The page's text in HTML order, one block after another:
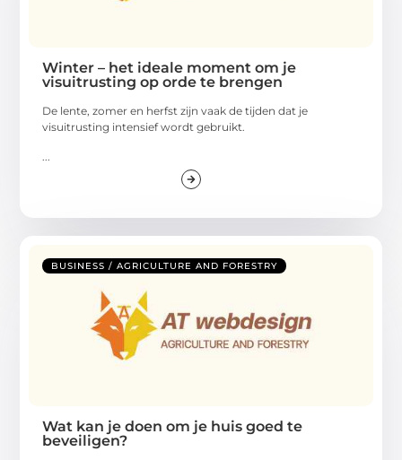
Winter – het ideale moment om je
visuitrusting op orde te brengen
De lente, zomer en herfst zijn vaak de tijden dat je
visuitrusting intensief wordt gebruikt.
BUSINESS / AGRICULTURE AND FORESTRY
Wat kan je doen om je huis goed te
beveiligen?